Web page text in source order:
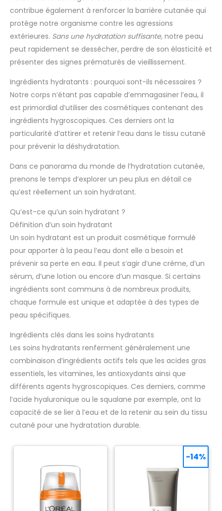
contribue également à renforcer la barrière cutanée qui
protège notre organisme contre les agressions
extérieures. Sans une hydratation suffisante, notre peau
peut rapidement se dessécher, perdre de son élasticité et
présenter des signes prématurés de vieillissement.
Ingrédients hydratants : pourquoi sont-ils nécessaires ?
Notre corps n’étant pas capable d’emmagasiner l’eau, il
est primordial d’utiliser des cosmétiques contenant des
ingrédients hygroscopiques. Ces derniers ont la
particularité d’attirer et retenir l’eau dans le tissu cutané
pour prévenir la déshydratation.
Dans ce panorama du monde de l’hydratation cutanée,
prenons le temps d’explorer un peu plus en détail ce
qu’est réellement un soin hydratant.
Qu’est-ce qu’un soin hydratant ?
Définition d’un soin hydratant
Un soin hydratant est un produit cosmétique formulé
pour apporter à la peau l’eau dont elle a besoin et
prévenir sa perte en eau. Il peut s’agir d’une crème, d’un
sérum, d’une lotion ou encore d’un masque. Si certains
ingrédients sont communs à de nombreux produits,
chaque formule est unique et adaptée à des types de
peau spécifiques.
Ingrédients clés dans les soins hydratants
Les soins hydratants renferment généralement une
combinaison d’ingrédients actifs tels que les acides gras
essentiels, les vitamines, les antioxydants ainsi que
différents agents hygroscopiques. Ces derniers, comme
l’acide hyaluronique ou le squalane par exemple, ont la
capacité de se lier à l’eau et de la retenir au sein du tissu
cutané pour une hydratation durable.
-14%